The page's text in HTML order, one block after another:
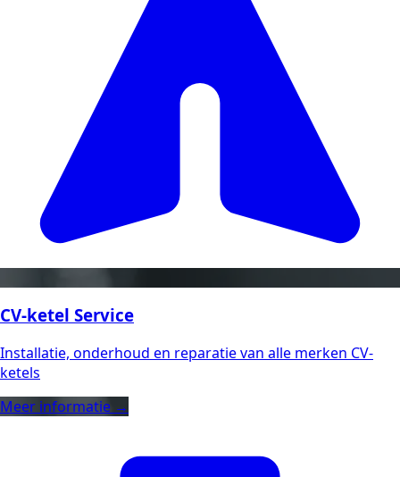
CV-ketel Service
Installatie, onderhoud en reparatie van alle merken CV-
ketels
Meer informatie →